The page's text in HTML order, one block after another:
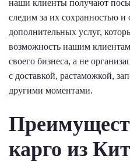
наши клиенты получают
следим за их сохранностью
дополнительных услуг,
возможность нашим
своего бизнеса, а не
с доставкой, растаможкой,
другими моментами.
карго из